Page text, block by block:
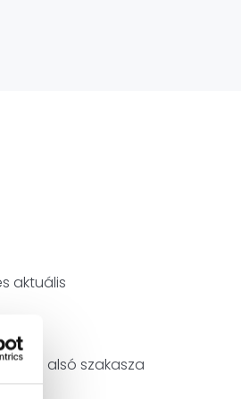
aktuális
alsó szakasza